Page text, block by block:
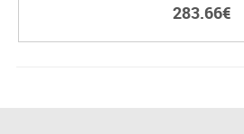
283.66€